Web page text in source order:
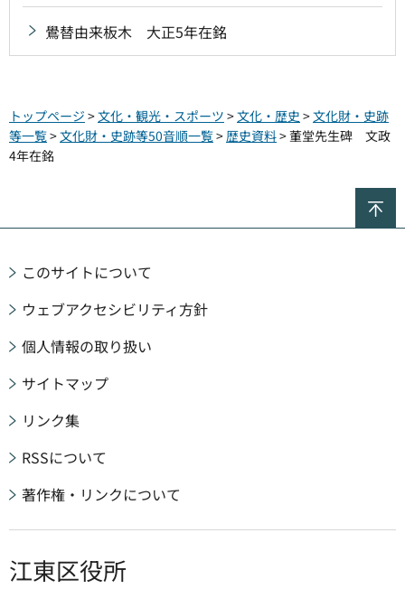
鷽替由来板木 大正5年在銘
トップページ >文化・観光・スポーツ >文化・歴史 >文化財・史跡
等一覧>文化財・史跡等50音順一覧> 歴史資料> 董堂先生碑 文政
4年在銘
このサイトについて
ウェブアクセシビリティ方針
個人情報の取り扱い
サイトマップ
リンク集
RSSについて
著作権・リンクについて
江東区役所